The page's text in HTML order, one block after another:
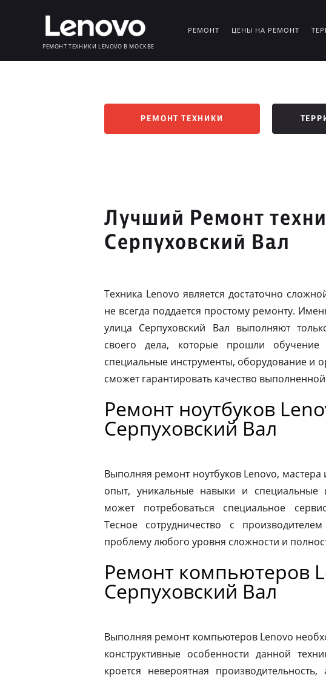
РЕМОНТ ТЕХНИКИ LENOVO В МОСКВЕ
РЕМОНТ ЦЕНЫ НА РЕМОНТ
РЕМОНТ ТЕХНИКИ
Лучший Ремонт
Серпуховский Вал
Техника Lenovo является достаточно
не всегда поддается простому ремонту.
улица Серпуховский Вал выполняют
своего дела, которые прошли
специальные инструменты, оборудование и
сможет гарантировать качество
Ремонт ноутбуков
Серпуховский Вал
Выполняя ремонт ноутбуков Lenovo,
опыт, уникальные навыки и специальные
может потребоваться специальное
Тесное сотрудничество с
проблему любого уровня сложности и
Ремонт компьютеров
Серпуховский Вал
Выполняя ремонт компьютеров Lenovo
конструктивные особенности данной
кроется невероятная